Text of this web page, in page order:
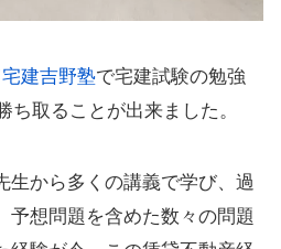
宅建吉野塾で宅建試験の勉強
ち取ることが出来ました。
生から多くの講義で学び、過
予想問題を含めた数々の問題